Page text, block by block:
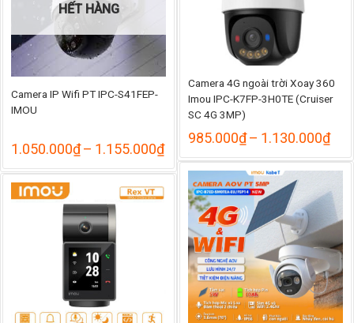
Camera 4G ngoài trời Xoay 360
Imou IPC-K7FP-3H0TE (Cruiser
SC 4G 3MP)
985.000₫– 1.130.000₫
từ
đến
HẾT HÀNG
Camera IP Wifi PT IPC-S41FEP-
IMOU
1.050.000₫– 1.155.000₫Khoảng
giá:
từ
1.050.000₫
1.155.000₫